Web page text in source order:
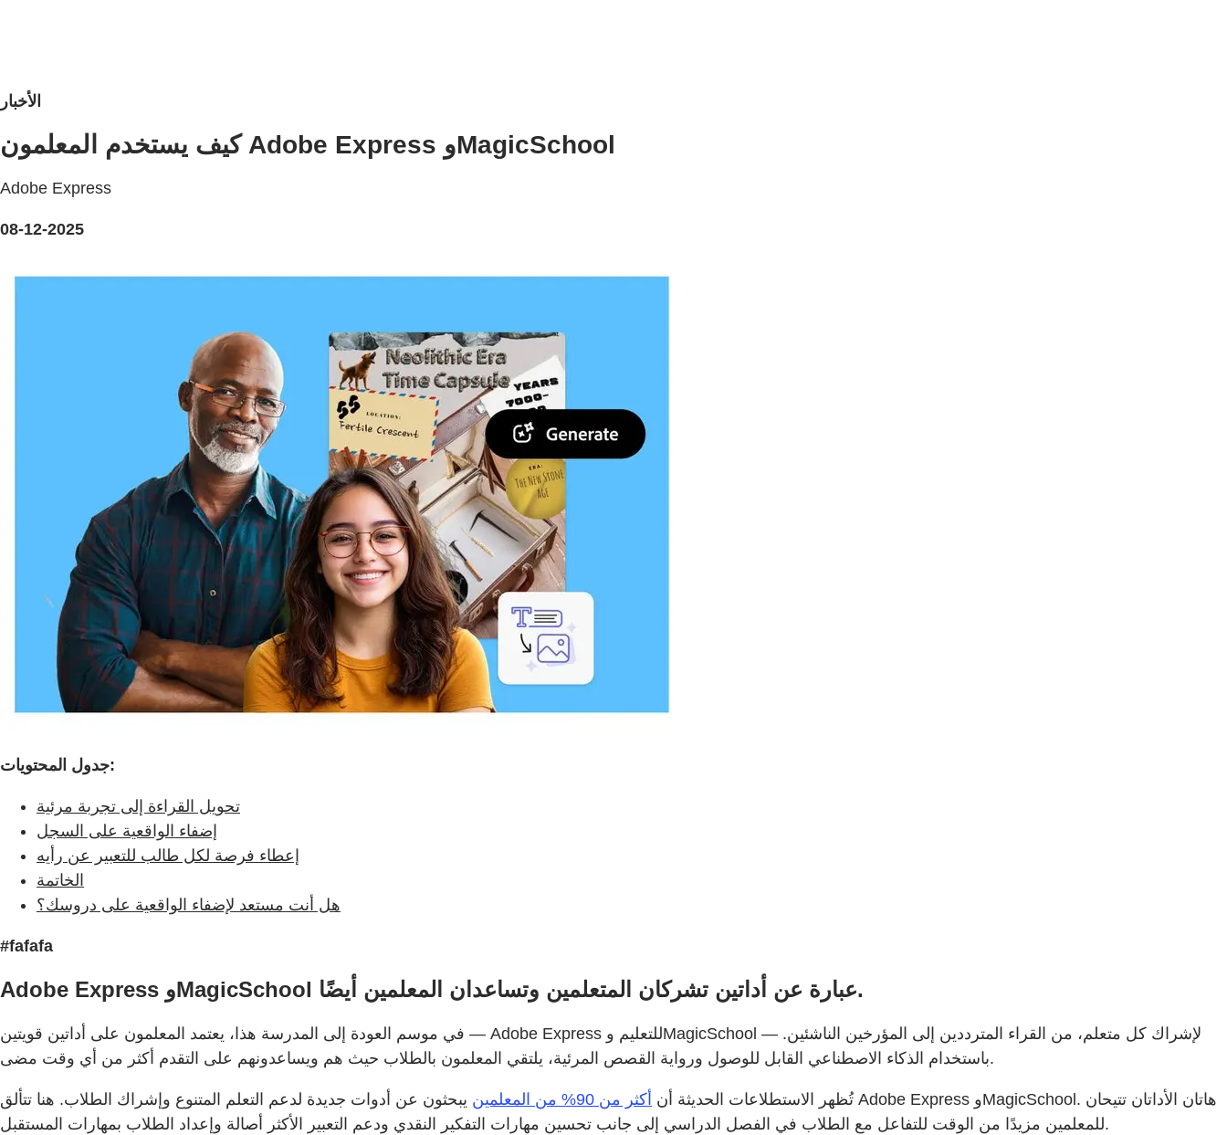
الأخبار
كيف يستخدم المعلمون Adobe Express وMagicSchool
Adobe Express
08-12-2025
جدول المحتويات:
تحويل القراءة إلى تجربة مرئية
إضفاء الواقعية على السجل
إعطاء فرصة لكل طالب للتعبير عن رأيه
الخاتمة
هل أنت مستعد لإضفاء الواقعية على دروسك؟
#fafafa
Adobe Express وMagicSchool عبارة عن أداتين تشركان المتعلمين وتساعدان المعلمين أيضًا.
في موسم العودة إلى المدرسة هذا، يعتمد المعلمون على أداتين قويتين — Adobe Express للتعليم وMagicSchool — لإشراك كل متعلم، من القراء المترددين إلى المؤرخين الناشئين.
باستخدام الذكاء الاصطناعي القابل للوصول ورواية القصص المرئية، يلتقي المعلمون بالطلاب حيث هم ويساعدونهم على التقدم أكثر من أي وقت مضى.
تُظهر الاستطلاعات الحديثة أن أكثر من 90% من المعلمين
يبحثون عن أدوات جديدة لدعم التعلم المتنوع وإشراك الطلاب. هنا تتألق Adobe Express وMagicSchool. هاتان الأداتان تتيحان
للمعلمين مزيدًا من الوقت للتفاعل مع الطلاب في الفصل الدراسي إلى جانب تحسين مهارات التفكير النقدي ودعم التعبير الأكثر أصالة وإعداد الطلاب بمهارات المستقبل.